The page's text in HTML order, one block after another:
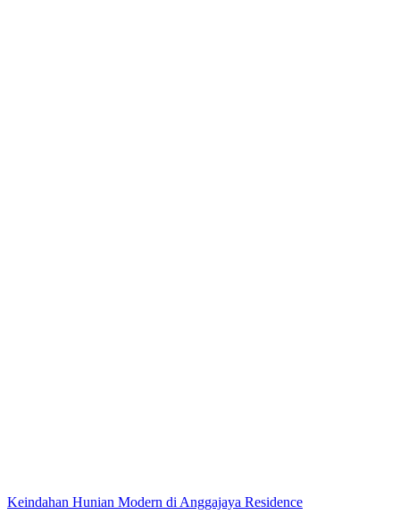
Keindahan Hunian Modern di Anggajaya Residence